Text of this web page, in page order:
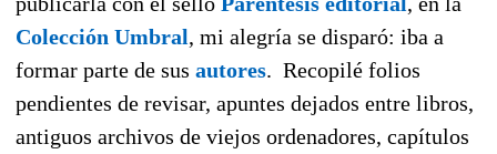
Colección Umbral, mi alegría se disparó: iba a
formar parte de sus autores. Recopilé folios
pendientes de revisar, apuntes dejados entre libros,
antiguos archivos de viejos ordenadores, capítulos